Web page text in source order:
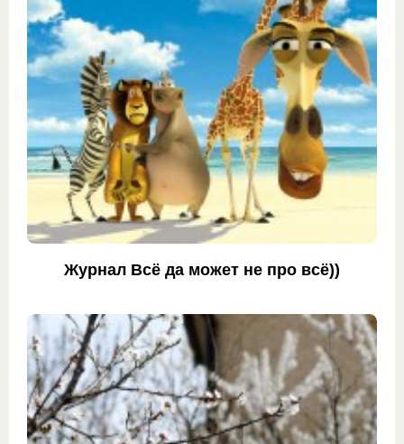
Журнал Всё да может не про всё))